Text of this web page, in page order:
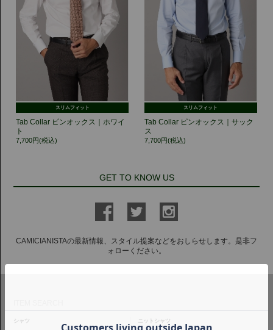
スリムフィット
Tab Collar ピンオックス｜ホワイ
ト
7,700円(税込)
スリムフィット
Tab Collar ピンオックス｜サック
ス
7,700円(税込)
GET TO KNOW US
CAMICIANISTAの最新情報、スタイル提案などをおしらせします。是非フ
ォローください。
シャツ ニットシャツ